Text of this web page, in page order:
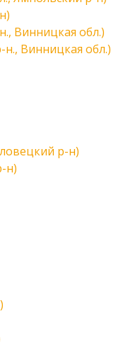
Винницкая обл.)
Винницкая обл.)
р-н)
н)